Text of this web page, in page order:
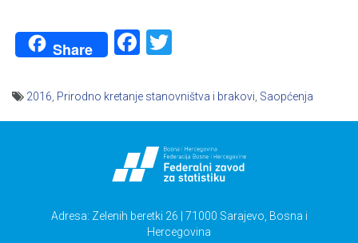
Share Facebook
2016 Prirodno kretanje stanovništva i brakovi Saopćenja
Adresa: Zelenih beretki 26 | 71000 Sarajevo, Bosna i
Hercegovina